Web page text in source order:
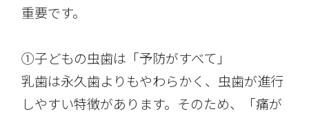
重要です。
①子どもの虫歯は「予防がすべて」
乳歯は永久歯よりもやわらかく、虫歯が進行
しやすい特徴があります。そのため、「痛が